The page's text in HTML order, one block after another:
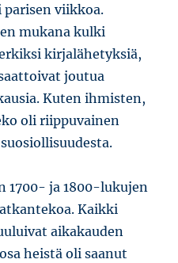
viikkoa.
mukana kulki
kirjalähetyksiä,
joutua
Kuten ihmisten,
oli riippuvainen
1700- ja 1800-lukujen
Kaikki
aikakauden
heistä oli saanut